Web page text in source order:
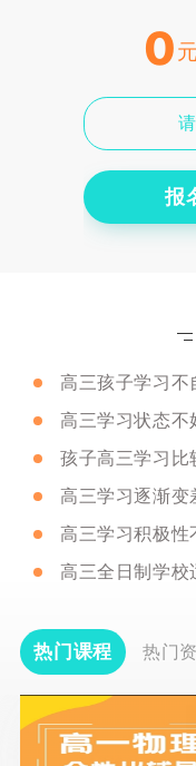
0元
报
高三学习逐渐变
热门课程 热门